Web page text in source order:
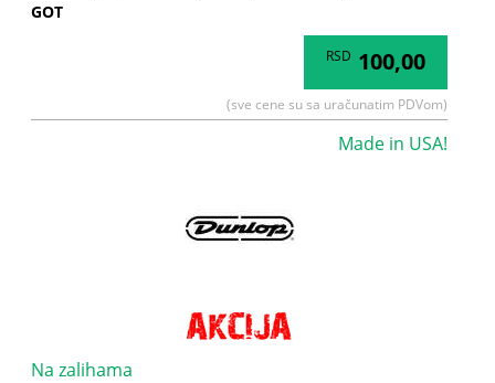
GOT
RSD 100,00
(sve cene su sa uračunatim PDVom)
Made in USA!
Na zalihama